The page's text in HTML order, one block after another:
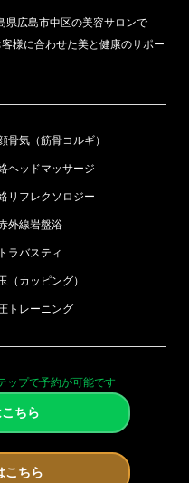
県広島市中区の美容サロンで
様に合わせた美と健康のサポー
骨気（筋骨コルギ）
ヘッドマッサージ
リフレクソロジー
外線岩盤浴
ラバスティ
（カッピング）
トレーニング
ップで予約が可能です
ちら
こちら